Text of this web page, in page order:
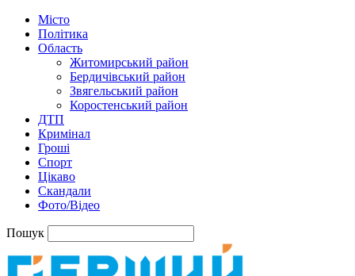
Місто
Політика
Область
Житомирський район
Бердичівський район
Звягельський район
Коростенський район
ДТП
Кримінал
Гроші
Спорт
Цікаво
Скандали
Фото/Відео
Пошук